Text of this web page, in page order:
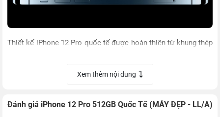
Thiết kế iPhone 12 Pro quốc tế được hoàn thiện từ khung thép
vức mạnh mẽ. Cùng với đó, mặt lưng của máy được thiết kế
Xem thêm nội dung
Đánh giá iPhone 12 Pro 512GB Quốc Tế (MÁY ĐẸP - LL/A)